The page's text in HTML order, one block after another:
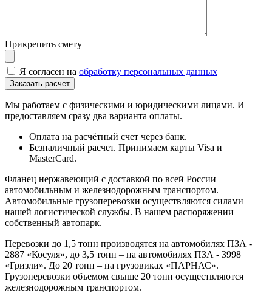
Прикрепить смету
Я согласен на обработку персональных данных
Мы работаем с физическими и юридическими лицами. И
предоставляем сразу два варианта оплаты.
Оплата на расчётный счет через банк.
Безналичный расчет. Принимаем карты Visa и
MasterCard.
Фланец нержавеющий с доставкой по всей России
автомобильным и железнодорожным транспортом.
Автомобильные грузоперевозки осуществляются силами
нашей логистической службы. В нашем распоряжении
собственный автопарк.
Перевозки до 1,5 тонн производятся на автомобилях ПЗА -
2887 «Косуля», до 3,5 тонн – на автомобилях ПЗА - 3998
«Гризли». До 20 тонн – на грузовиках «ПАРНАС».
Грузоперевозки объемом свыше 20 тонн осуществляются
железнодорожным транспортом.